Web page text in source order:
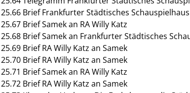
Brief Frankfurter Städtisches
Brief Samek an RA Willy Katz
Brief Samek an Frankfurter Städtisches
Brief RA Willy Katz an Samek
Brief RA Willy Katz an Samek
Brief Samek an RA Willy Katz
Brief RA Willy Katz an Samek